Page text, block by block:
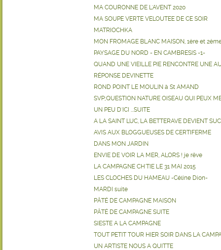
MA COURONNE DE L'AVENT 2020
MA SOUPE VERTE VELOUTEE DE CE SOIR
MATRIOCHKA
MON FROMAGE BLANC MAISON, 1ère et
PAYSAGE DU NORD - EN CAMBRESIS -1-
QUAND UNE VIEILLE PIE RENCONTRE UNE
RÉPONSE DEVINETTE
ROND POINT LE MOULIN à St AMAND
SVP;QUESTION NATURE OISEAU QUI PEUX
UN PEU D'ICI ...SUITE
A LA SAINT LUC, LA BETTERAVE DEVIENT
AVIS AUX BLOGGUEUSES DE CERTIFERME
DANS MON JARDIN
ENVIE DE VOIR LA MER, ALORS ! je rêve
LA CAMPAGNE CH'TIE LE 31 MAI 2015
LES CLOCHES DU HAMEAU -Céline Dion-
MARDI suite
PÂTÉ DE CAMPAGNE MAISON
PÂTÉ DE CAMPAGNE SUITE
SIESTE A LA CAMPAGNE
TOUT PETIT TOUR HIER SOIR DANS LA
UN ARTISTE NOUS A QUITTE